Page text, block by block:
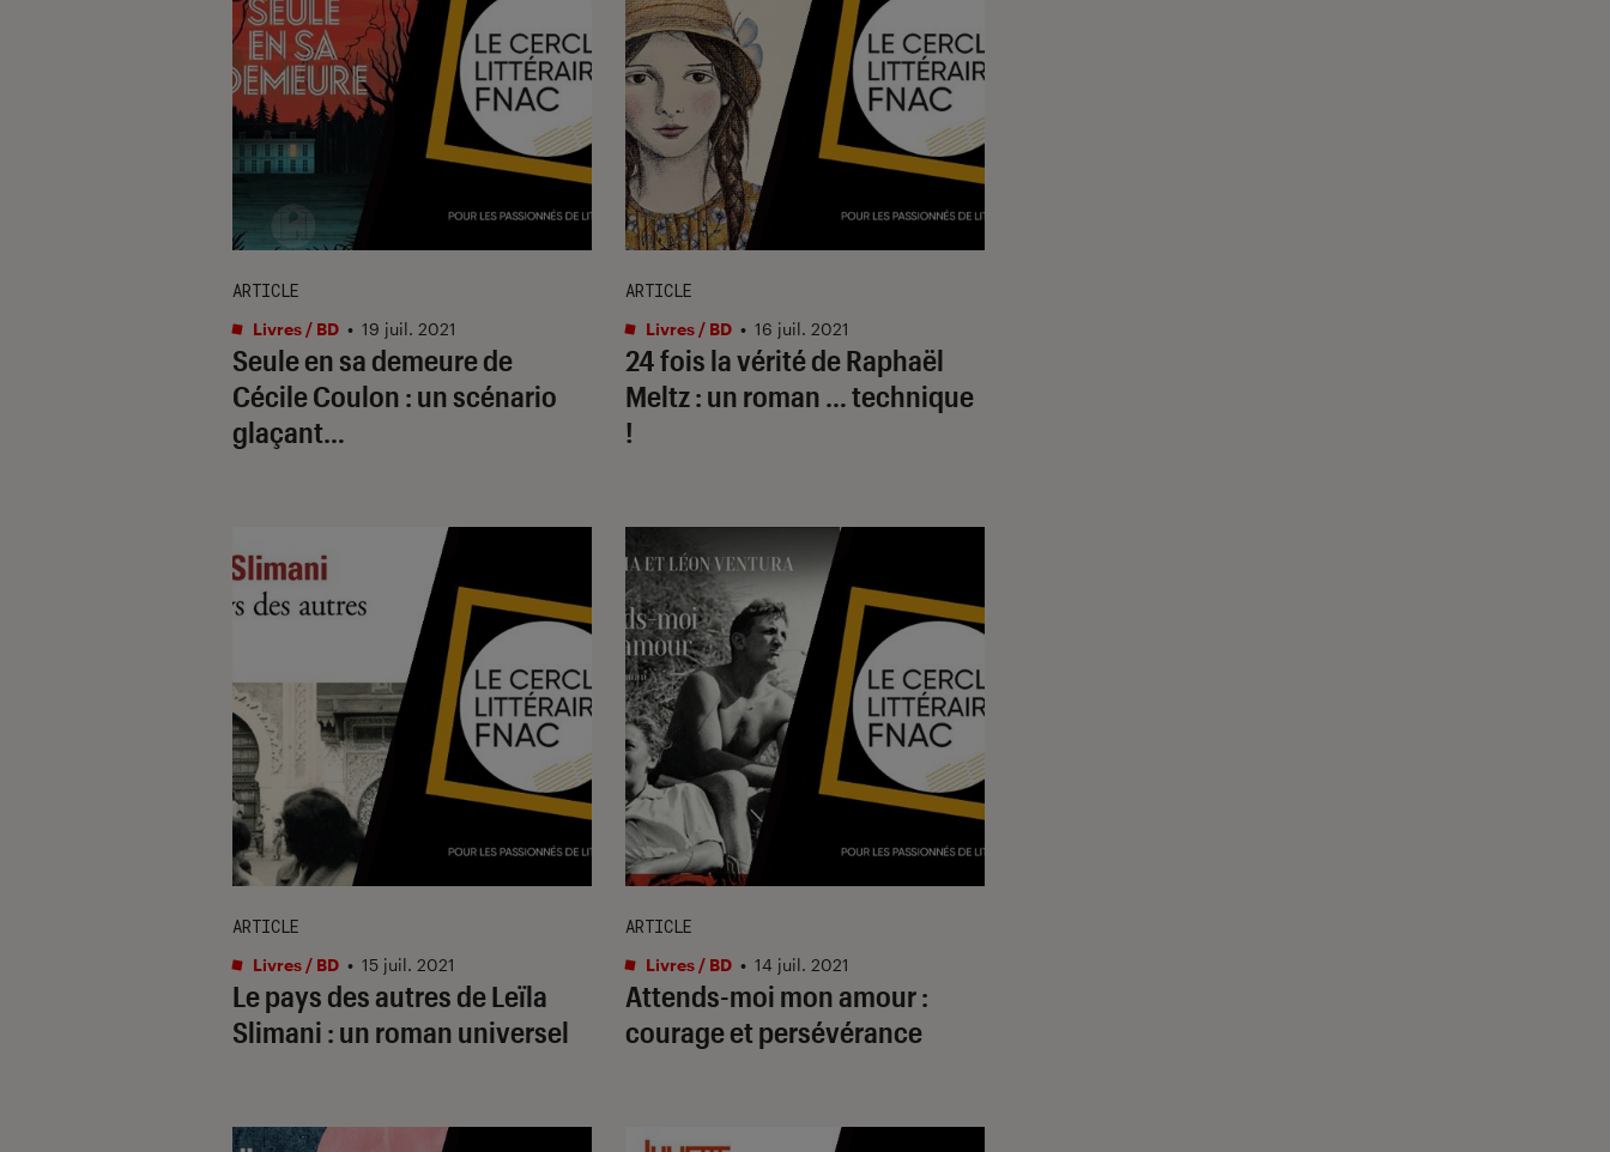
Seule en sa demeure de
Cécile Coulon : un scénario
glaçant…
ARTICLE
Livres / BD • 19 juil. 2021
24 fois la vérité de Raphaël
Meltz : un roman … technique
!
ARTICLE
Livres / BD • 16 juil. 2021
Le pays des autres de Leïla
Slimani : un roman universel
ARTICLE
Livres / BD • 15 juil. 2021
Attends-moi mon amour :
courage et persévérance
ARTICLE
Livres / BD • 14 juil. 2021